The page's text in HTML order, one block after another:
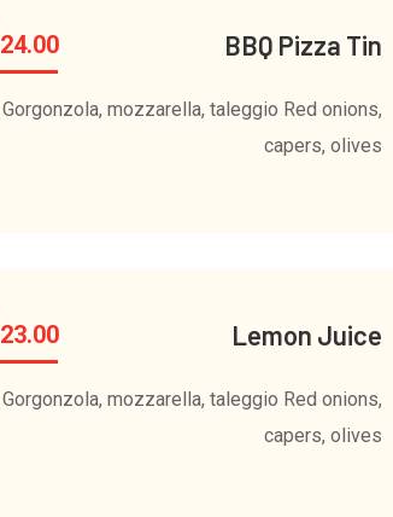
BBQ Pizza Tin
24.00
Gorgonzola, mozzarella, taleggio Red onions,
capers, olives
Lemon Juice
23.00
Gorgonzola, mozzarella, taleggio Red onions,
capers, olives